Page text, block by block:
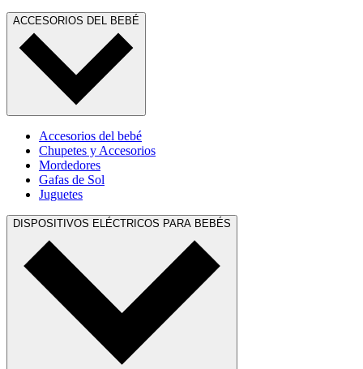
ACCESORIOS DEL BEBÉ
Accesorios del bebé
Chupetes y Accesorios
Mordedores
Gafas de Sol
Juguetes
DISPOSITIVOS ELÉCTRICOS PARA BEBÉS